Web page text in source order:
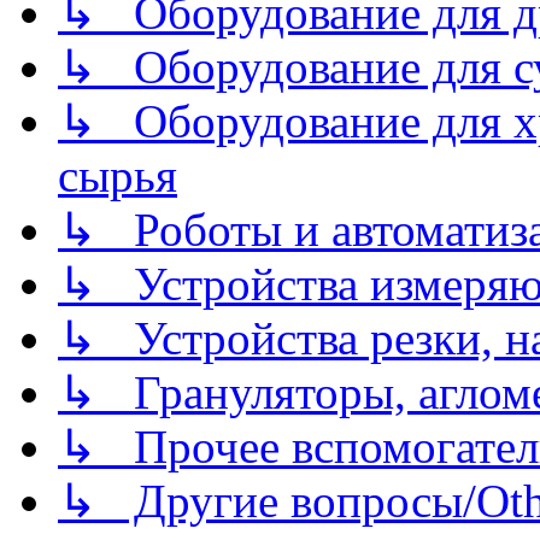
↳ Оборудование для
↳ Оборудование для
↳ Оборудование для
сырья
↳ Роботы и
↳ Устройства
↳ Устройства резки,
↳ Грануляторы,
↳ Прочее
↳ Другие вопросы/